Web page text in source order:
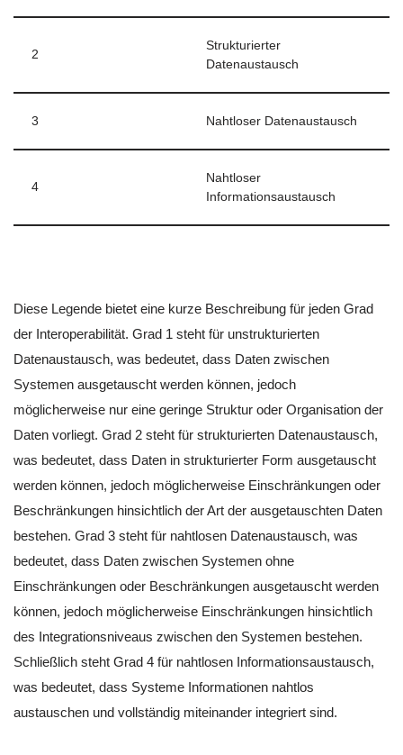
2
Strukturierter
Datenaustausch
3 Nahtloser Datenaustausch
4
Nahtloser
Informationsaustausch
Diese Legende bietet eine kurze Beschreibung für jeden Grad
der Interoperabilität. Grad 1 steht für unstrukturierten
Datenaustausch, was bedeutet, dass Daten zwischen
Systemen ausgetauscht werden können, jedoch
möglicherweise nur eine geringe Struktur oder Organisation der
Daten vorliegt. Grad 2 steht für strukturierten Datenaustausch,
was bedeutet, dass Daten in strukturierter Form ausgetauscht
werden können, jedoch möglicherweise Einschränkungen oder
Beschränkungen hinsichtlich der Art der ausgetauschten Daten
bestehen. Grad 3 steht für nahtlosen Datenaustausch, was
bedeutet, dass Daten zwischen Systemen ohne
Einschränkungen oder Beschränkungen ausgetauscht werden
können, jedoch möglicherweise Einschränkungen hinsichtlich
des Integrationsniveaus zwischen den Systemen bestehen.
Schließlich steht Grad 4 für nahtlosen Informationsaustausch,
was bedeutet, dass Systeme Informationen nahtlos
austauschen und vollständig miteinander integriert sind.